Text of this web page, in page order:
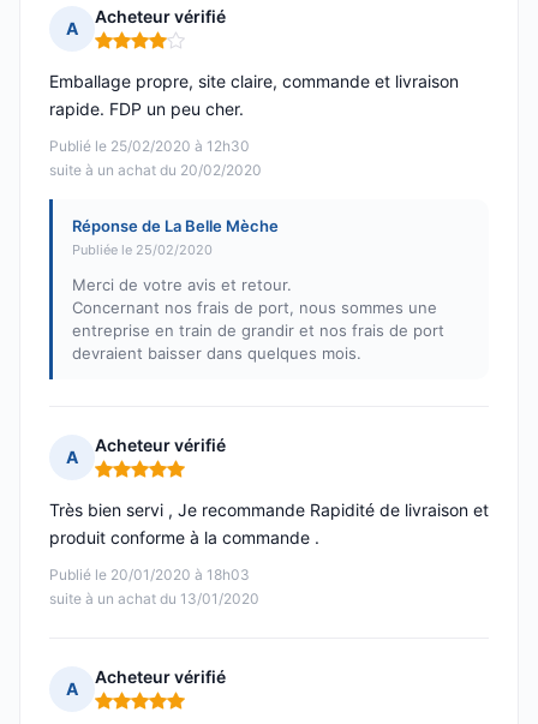
A
Acheteur vérifié
Note : 4 sur 5
Publié le 25/02/2020 à 12h30
suite à un achat du 20/02/2020
Emballage propre, site claire, commande et livraison
rapide. FDP un peu cher.
Réponse de La Belle Mèche
Publiée le 25/02/2020
Merci de votre avis et retour.
Concernant nos frais de port, nous sommes une
entreprise en train de grandir et nos frais de port
devraient baisser dans quelques mois.
A
Acheteur vérifié
Note : 5 sur 5
Publié le 20/01/2020 à 18h03
suite à un achat du 13/01/2020
Très bien servi , Je recommande Rapidité de livraison et
produit conforme à la commande .
A
Acheteur vérifié
Note : 5 sur 5